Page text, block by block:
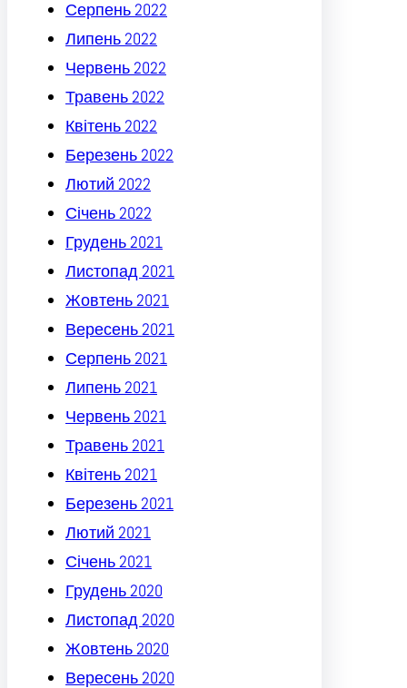
Серпень 2022
Липень 2022
Червень 2022
Травень 2022
Квітень 2022
Березень 2022
Лютий 2022
Січень 2022
Грудень 2021
Листопад 2021
Жовтень 2021
Вересень 2021
Серпень 2021
Липень 2021
Червень 2021
Травень 2021
Квітень 2021
Березень 2021
Лютий 2021
Січень 2021
Грудень 2020
Листопад 2020
Жовтень 2020
Вересень 2020